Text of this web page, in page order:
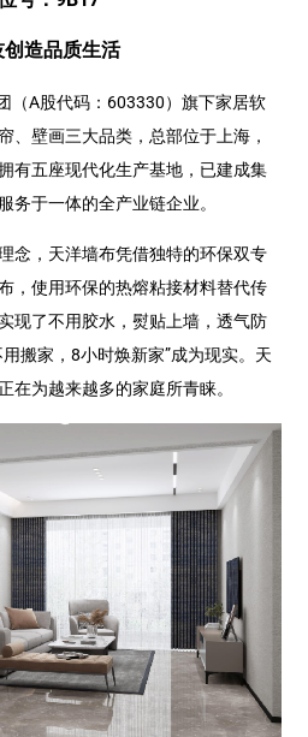
创造品质生活
（A股代码：603330）旗下家居软
、壁画三大品类，总部位于上海，
有五座现代化生产基地，已建成集
务于一体的全产业链企业。
念，天洋墙布凭借独特的环保双专
，使用环保的热熔粘接材料替代传
现了不用胶水，熨贴上墙，透气防
搬家，8小时焕新家”成为现实。天
在为越来越多的家庭所青睐。